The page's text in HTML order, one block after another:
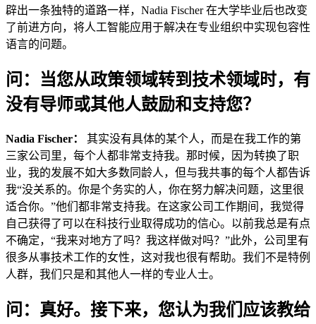
辟出一条独特的道路一样，Nadia Fischer 在大学毕业后也改变
了前进方向，将人工智能应用于解决在专业组织中实现包容性
语言的问题。
问：当您从政策领域转到技术领域时，有
没有导师或其他人鼓励和支持您？
Nadia Fischer：
其实没有具体的某个人，而是在我工作的第
三家公司里，每个人都非常支持我。那时候，因为转换了职
业，我的发展不如大多数同龄人，但与我共事的每个人都告诉
我“没关系的。你是个务实的人，你在努力解决问题，这里很
适合你。”他们都非常支持我。在这家公司工作期间，我觉得
自己获得了可以在科技行业取得成功的信心。以前我总是有点
不确定，“我来对地方了吗？我这样做对吗？”此外，公司里有
很多从事技术工作的女性，这对我也很有帮助。我们不是特例
人群，我们只是和其他人一样的专业人士。
问：真好。接下来，您认为我们应该教给